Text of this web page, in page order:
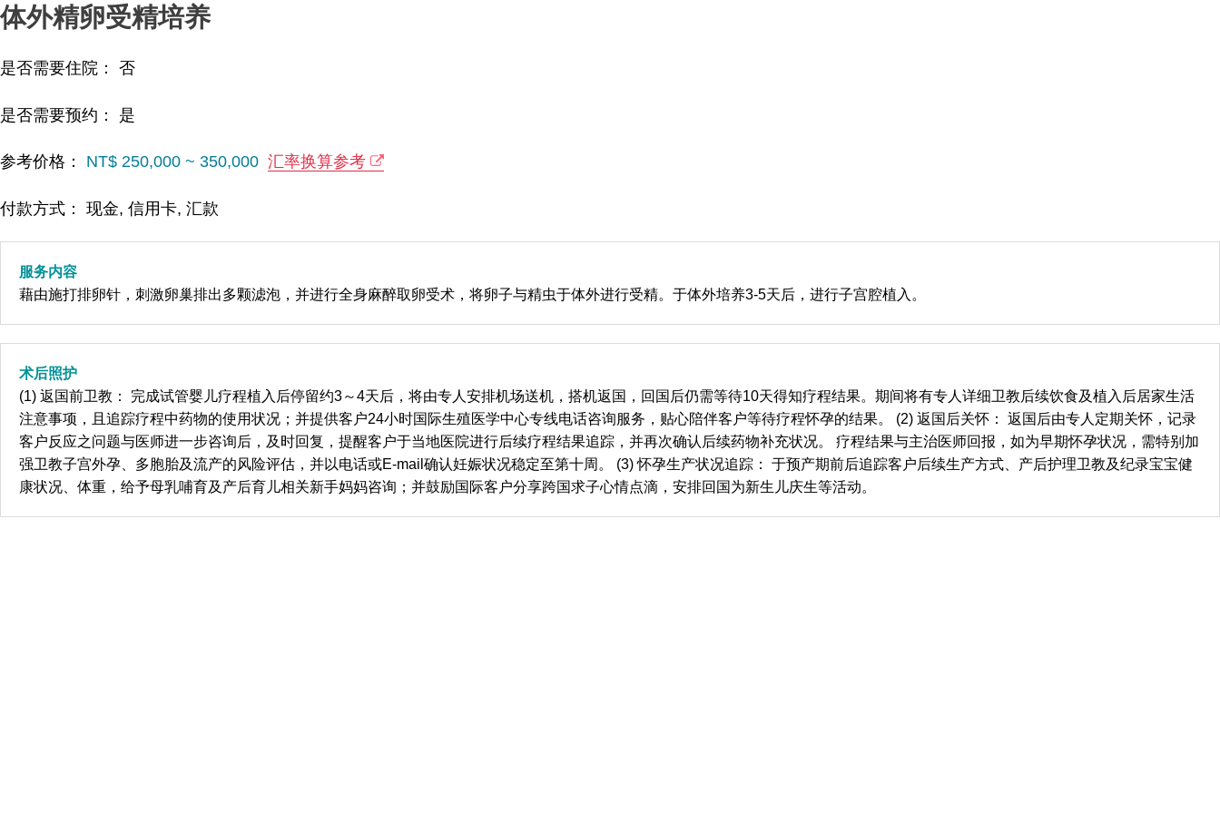
体外精卵受精培养
是否需要住院： 否
是否需要预约： 是
参考价格： NT$ 250,000 ~ 350,000 汇率换算参考
付款方式： 现金, 信用卡, 汇款
服务内容
藉由施打排卵针，刺激卵巢排出多颗滤泡，并进行全身麻醉取卵受术，将卵子与精虫于体外进行受精。于体外培养3-5天后，进行子宫腔植入。
术后照护
(1) 返国前卫教： 完成试管婴儿疗程植入后停留约3～4天后，将由专人安排机场送机，搭机返国，回国后仍需等待10天得知疗程结果。期间将有专人详细卫教后续饮食及植入后居家生活
注意事项，且追踪疗程中药物的使用状况；并提供客户24小时国际生殖医学中心专线电话咨询服务，贴心陪伴客户等待疗程怀孕的结果。 (2) 返国后关怀： 返国后由专人定期关怀，记录
客户反应之问题与医师进一步咨询后，及时回复，提醒客户于当地医院进行后续疗程结果追踪，并再次确认后续药物补充状况。 疗程结果与主治医师回报，如为早期怀孕状况，需特别加
强卫教子宫外孕、多胞胎及流产的风险评估，并以电话或E-mail确认妊娠状况稳定至第十周。 (3) 怀孕生产状况追踪： 于预产期前后追踪客户后续生产方式、产后护理卫教及纪录宝宝健
康状况、体重，给予母乳哺育及产后育儿相关新手妈妈咨询；并鼓励国际客户分享跨国求子心情点滴，安排回国为新生儿庆生等活动。